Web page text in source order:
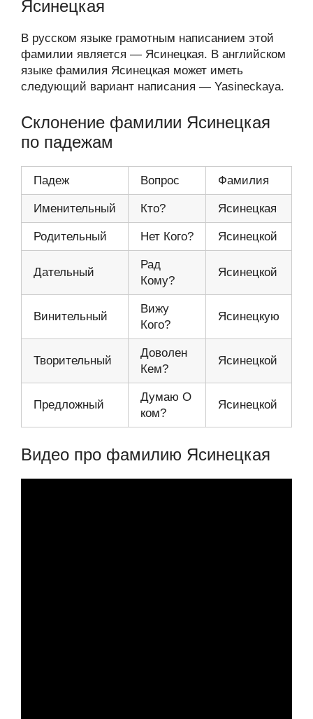
Ясинецкая
В русском языке грамотным написанием этой
фамилии является — Ясинецкая. В английском
языке фамилия Ясинецкая может иметь
следующий вариант написания — Yasineckaya.
Склонение фамилии Ясинецкая
по падежам
Падеж Вопрос Фамилия
Именительный Кто? Ясинецкая
Родительный Нет Кого? Ясинецкой
Дательный
Рад
Кому?
Ясинецкой
Винительный
Вижу
Кого?
Ясинецкую
Творительный
Доволен
Кем?
Ясинецкой
Предложный
Думаю О
ком?
Ясинецкой
Видео про фамилию Ясинецкая